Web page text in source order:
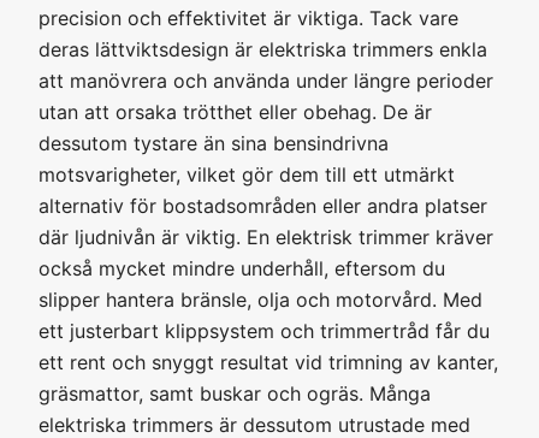
precision och effektivitet är viktiga. Tack vare
deras lättviktsdesign är elektriska trimmers enkla
att manövrera och använda under längre perioder
utan att orsaka trötthet eller obehag. De är
dessutom tystare än sina bensindrivna
motsvarigheter, vilket gör dem till ett utmärkt
alternativ för bostadsområden eller andra platser
där ljudnivån är viktig. En elektrisk trimmer kräver
också mycket mindre underhåll, eftersom du
slipper hantera bränsle, olja och motorvård. Med
ett justerbart klippsystem och trimmertråd får du
ett rent och snyggt resultat vid trimning av kanter,
gräsmattor, samt buskar och ogräs. Många
elektriska trimmers är dessutom utrustade med